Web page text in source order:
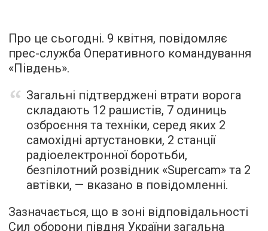
Про це сьогодні. 9 квітня, повідомляє
прес-служба Оперативного командування
«Південь».
Загальні підтверджені втрати ворога
складають 12 рашистів, 7 одиниць
озброєння та техніки, серед яких 2
самохідні артустановки, 2 станції
радіоелектронної боротьби,
безпілотний розвідник «Supercam» та 2
автівки, — вказано в повідомленні.
Зазначається, що в зоні відповідальності
Сил оборони півдня України загальна